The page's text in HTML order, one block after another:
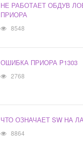
НЕ РАБОТАЕТ ОБДУВ
ПРИОРА
8548
ОШИБКА ПРИОРА P1303
2768
ЧТО ОЗНАЧАЕТ SW НА
8864